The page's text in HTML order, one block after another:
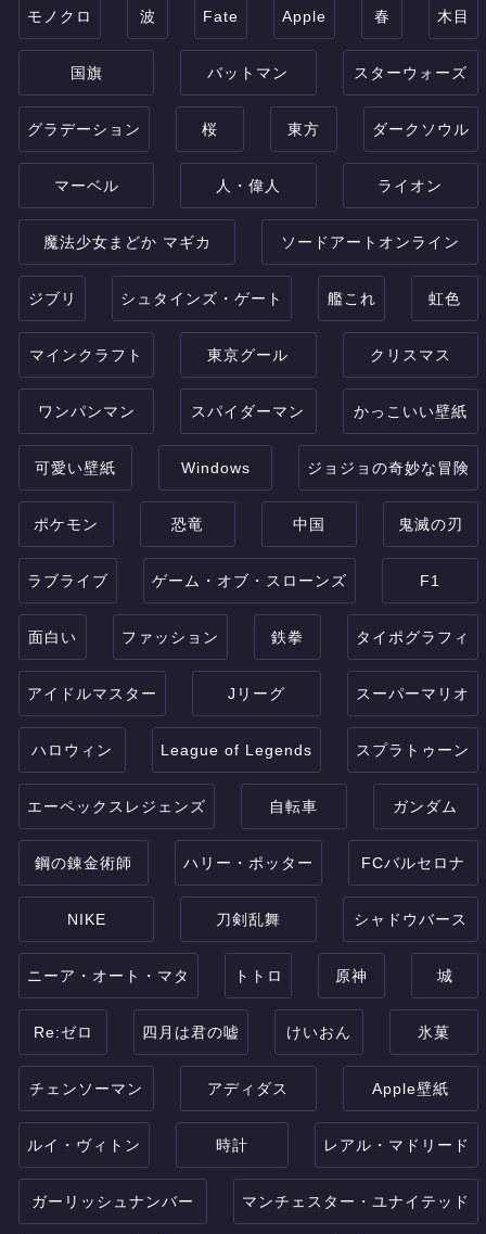
モノクロ 波 Fate Apple 春 木目
国旗 バットマン スターウォーズ
グラデーション 桜 東方 ダークソウル
マーベル 人・偉人 ライオン
魔法少女まどか マギカ ソードアートオンライン
ジブリ シュタインズ・ゲート 艦これ 虹色
マインクラフト 東京グール クリスマス
ワンパンマン スパイダーマン かっこいい壁紙
可愛い壁紙 Windows ジョジョの奇妙な冒険
ポケモン 恐竜 中国 鬼滅の刃
ラブライブ ゲーム・オブ・スローンズ F1
面白い ファッション 鉄拳 タイポグラフィ
アイドルマスター Jリーグ スーパーマリオ
ハロウィン League of Legends スプラトゥーン
エーペックスレジェンズ 自転車 ガンダム
鋼の錬金術師 ハリー・ポッター FCバルセロナ
NIKE 刀剣乱舞 シャドウバース
ニーア・オート・マタ トトロ 原神 城
Re:ゼロ 四月は君の嘘 けいおん 氷菓
チェンソーマン アディダス Apple壁紙
ルイ・ヴィトン 時計 レアル・マドリード
ガーリッシュナンバー マンチェスター・ユナイテッド